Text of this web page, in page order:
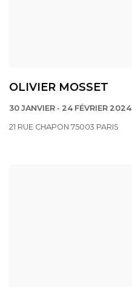
OLIVIER MOSSET
30 JANVIER - 24 FÉVRIER 2024
21 RUE CHAPON 75003 PARIS